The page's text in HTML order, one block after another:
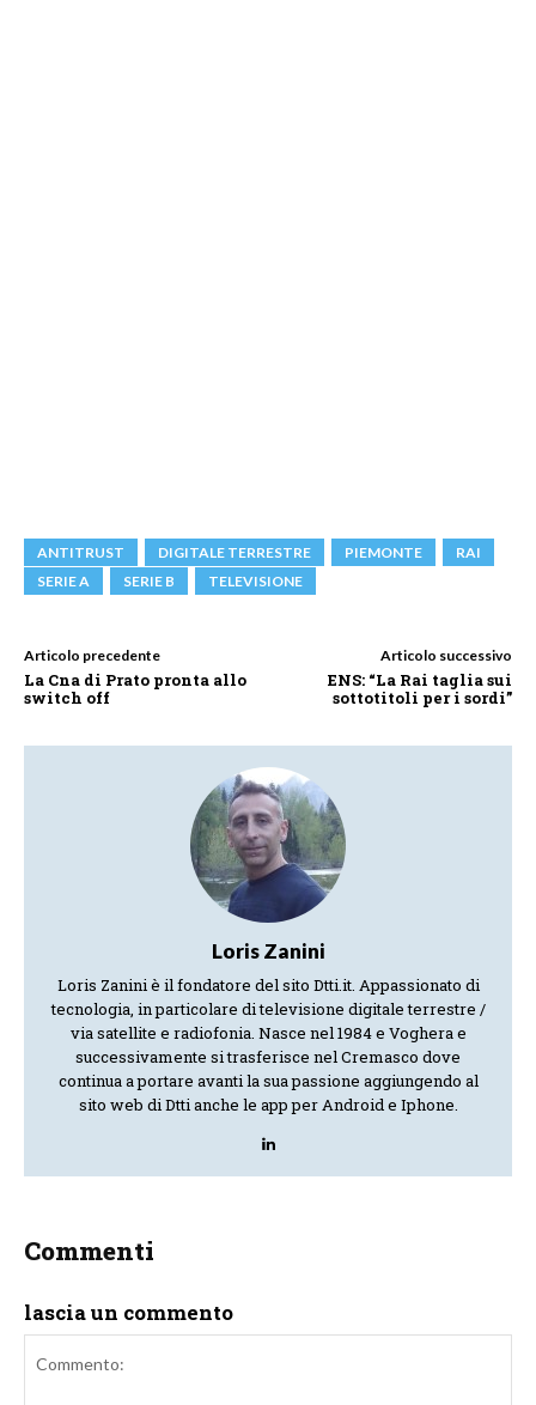
ANTITRUST DIGITALE TERRESTRE PIEMONTE
RAI
SERIE A
SERIE B TELEVISIONE
Articolo precedente
La Cna di Prato pronta allo
switch off
Articolo successivo
ENS: “La Rai taglia sui
sottotitoli per i sordi”
Loris Zanini
Loris Zanini è il fondatore del sito Dtti.it. Appassionato di
tecnologia, in particolare di televisione digitale terrestre /
via satellite e radiofonia. Nasce nel 1984 e Voghera e
successivamente si trasferisce nel Cremasco dove
continua a portare avanti la sua passione aggiungendo al
sito web di Dtti anche le app per Android e Iphone.
Commenti
lascia un commento